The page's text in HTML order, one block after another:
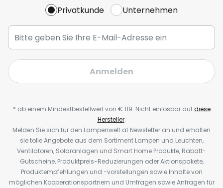
Privatkunde Unternehmen
Anmelden
* ab einem Mindestbestellwert von € 119. Nicht einlösbar aufdiese
Hersteller.
Melden Sie sich für den Lampenwelt.at Newsletter an und erhalten
sie tolle Angebote aus dem Sortiment Lampen und Leuchten,
Ventilatoren, Solaranlagen und Smart Home Produkte, Rabatt-
Gutscheine, Produktpreis-Reduzierungen oder Aktionspakete,
Produktempfehlungen und -vorstellungen sowie Inhalte von
möglichen Kooperationspartnern und Umfragen sowie Anfragen für